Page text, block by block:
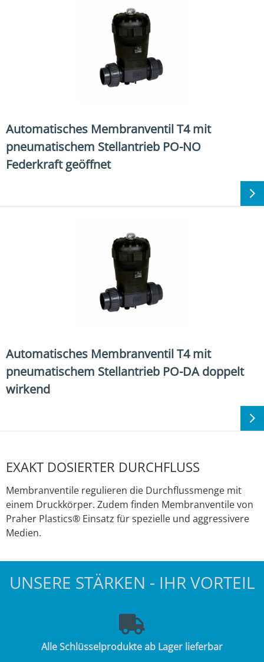
Automatisches Membranventil T4 mit
pneumatischem Stellantrieb PO-NO
Federkraft geöffnet
Automatisches Membranventil T4 mit
pneumatischem Stellantrieb PO-DA doppelt
wirkend
EXAKT DOSIERTER DURCHFLUSS
Membranventile regulieren die Durchflussmenge mit
einem Druckkörper. Zudem finden Membranventile von
Praher Plastics® Einsatz für spezielle und aggressivere
Medien.
UNSERE STÄRKEN - IHR VORTEIL
Alle Schlüsselprodukte ab Lager lieferbar